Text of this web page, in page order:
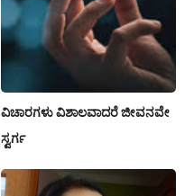
ವಿಚಾರಗಳು ವಿಶಾಲವಾದರೆ ಜೀವನವೇ
ಸ್ವರ್ಗ